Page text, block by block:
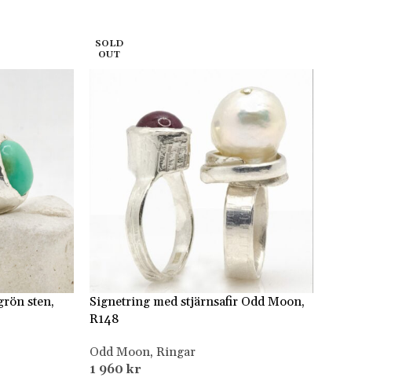
sten,
SOLD
OUT
Signetring med stjärnsafir Odd Moon,
R148
Odd Moon, Ringar
1 960kr